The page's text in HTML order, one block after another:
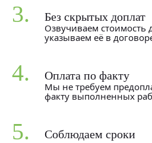
3. Без скрытых доплат
Озвучиваем стоимость
указываем её в
4. Оплата по факту
Мы не требуем
факту выполненных
5. Соблюдаем сроки